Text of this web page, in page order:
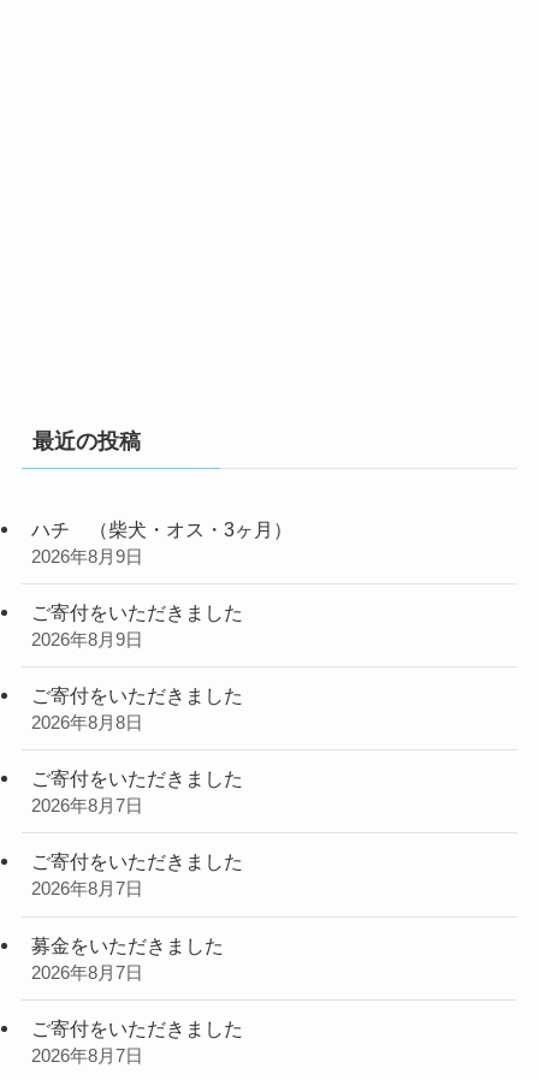
最近の投稿
ハチ （柴犬・オス・3ヶ月）
2026年8月9日
ご寄付をいただきました
2026年8月9日
ご寄付をいただきました
2026年8月8日
ご寄付をいただきました
2026年8月7日
ご寄付をいただきました
2026年8月7日
募金をいただきました
2026年8月7日
ご寄付をいただきました
2026年8月7日